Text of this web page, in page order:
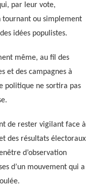
par leur vote,
ou simplement
idées populistes.
même, au fil des
et des campagnes à
politique ne sortira pas
de rester vigilant face à
des résultats électoraux
d’observation
d’un mouvement qui a